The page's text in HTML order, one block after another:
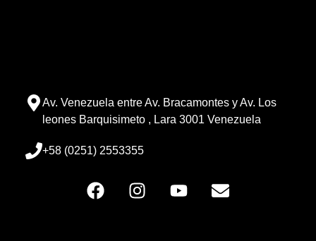
Av. Venezuela entre Av. Bracamontes y Av. Los
leones Barquisimeto , Lara 3001 Venezuela
+58 (0251) 2553355